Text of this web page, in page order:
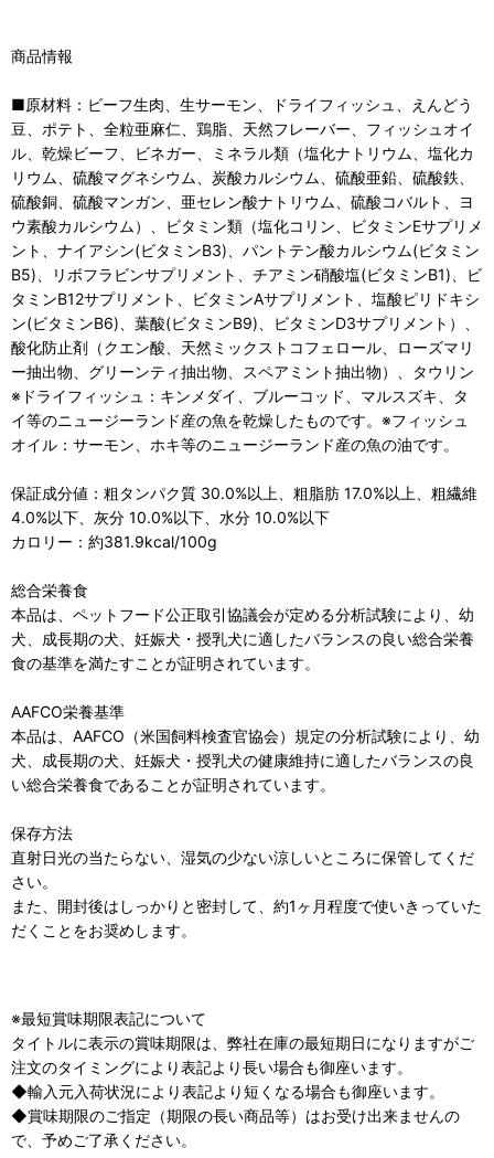
商品情報
■原材料：ビーフ生肉、生サーモン、ドライフィッシュ、えんどう
豆、ポテト、全粒亜麻仁、鶏脂、天然フレーバー、フィッシュオイ
ル、乾燥ビーフ、ビネガー、ミネラル類（塩化ナトリウム、塩化カ
リウム、硫酸マグネシウム、炭酸カルシウム、硫酸亜鉛、硫酸鉄、
硫酸銅、硫酸マンガン、亜セレン酸ナトリウム、硫酸コバルト、ヨ
ウ素酸カルシウム）、ビタミン類（塩化コリン、ビタミンEサプリメ
ント、ナイアシン(ビタミンB3)、パントテン酸カルシウム(ビタミン
B5)、リボフラビンサプリメント、チアミン硝酸塩(ビタミンB1)、ビ
タミンB12サプリメント、ビタミンAサプリメント、塩酸ピリドキシ
ン(ビタミンB6)、葉酸(ビタミンB9)、ビタミンD3サプリメント）、
酸化防止剤（クエン酸、天然ミックストコフェロール、ローズマリ
ー抽出物、グリーンティ抽出物、スペアミント抽出物）、タウリン
※ドライフィッシュ：キンメダイ、ブルーコッド、マルスズキ、タ
イ等のニュージーランド産の魚を乾燥したものです。※フィッシュ
オイル：サーモン、ホキ等のニュージーランド産の魚の油です。
保証成分値：粗タンパク質 30.0%以上、粗脂肪 17.0%以上、粗繊維
4.0%以下、灰分 10.0%以下、水分 10.0%以下
カロリー：約381.9kcal/100g
総合栄養食
本品は、ペットフード公正取引協議会が定める分析試験により、幼
犬、成長期の犬、妊娠犬・授乳犬に適したバランスの良い総合栄養
食の基準を満たすことが証明されています。
AAFCO栄養基準
本品は、AAFCO（米国飼料検査官協会）規定の分析試験により、幼
犬、成長期の犬、妊娠犬・授乳犬の健康維持に適したバランスの良
い総合栄養食であることが証明されています。
保存方法
直射日光の当たらない、湿気の少ない涼しいところに保管してくだ
さい。
また、開封後はしっかりと密封して、約1ヶ月程度で使いきっていた
だくことをお奨めします。
※最短賞味期限表記について
タイトルに表示の賞味期限は、弊社在庫の最短期日になりますがご
注文のタイミングにより表記より長い場合も御座います。
◆輸入元入荷状況により表記より短くなる場合も御座います。
◆賞味期限のご指定（期限の長い商品等）はお受け出来ませんの
で、予めご了承ください。